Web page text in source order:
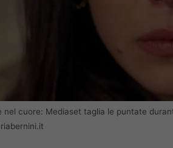
nel cuore: Mediaset taglia le puntate